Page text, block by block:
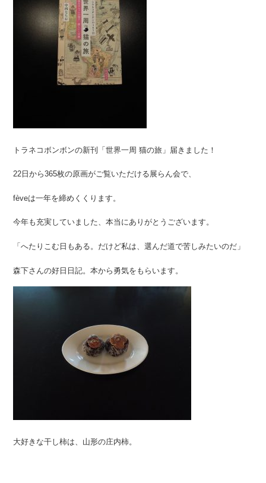
トラネコボンボンの新刊「世界一周 猫の旅」届きました！
22日から365枚の原画がご覧いただける展らん会で、
fèveは一年を締めくくります。
今年も充実していました、本当にありがとうございます。
「へたりこむ日もある。だけど私は、選んだ道で苦しみたいのだ」
森下さんの好日日記。本から勇気をもらいます。
大好きな干し柿は、山形の庄内柿。